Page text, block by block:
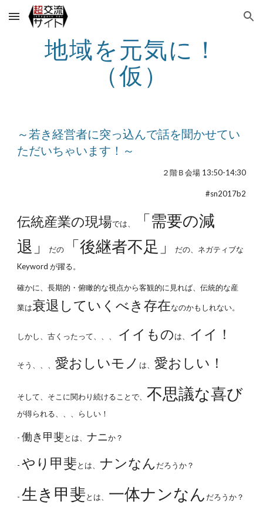
Skip to main content Skip to navigation
地域を元気に！
（仮）
～若き経営者に突っ込んで話を聞かせてい
ただいちゃいます！～
２階Ｂ会場 13:50-14:30
#sn2017b2
伝統産業の現場では、
「需要の減
退」
だの 「後継者不足」
だの、ネガティブな
Keyword が躍る。
確かに、長期的・俯瞰的な視点から客観的に見れば、伝統的な産
業は衰退していくべき存在なのかもしれない。
しかし、古くったって、、、 イイものは、 イイ！
そう、、、愛おしいモノ は、愛おしい！
そして、そこに関わり続けることで、不思議な喜び
が得られる、、、らしい！
-働き甲斐とは、ナニか？
-やり甲斐とは、ナンなんだろうか？
-生き甲斐とは、 一体ナンなん だろうか？